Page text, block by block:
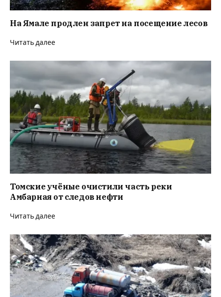
На Ямале продлен запрет на посещение лесов
Читать далее
Томские учёные очистили часть реки
Амбарная от следов нефти
Читать далее